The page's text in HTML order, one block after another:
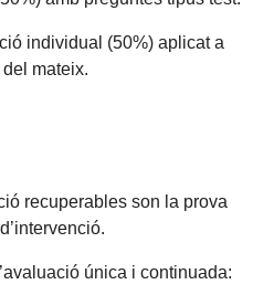
individual (50%) aplicat a
mateix.
recuperables son la prova
única i continuada: